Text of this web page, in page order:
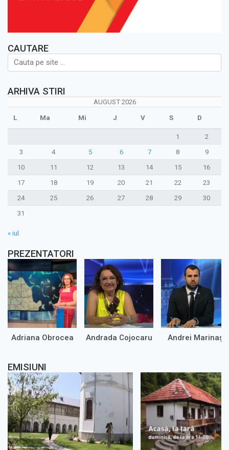
CAUTARE
ARHIVA STIRI
AUGUST 2026
L Ma Mi J V S D
1
2
3
4 5 6 7 8
9
10
11 12 13 14 15
16
17
18 19 20 21 22
23
24
25 26 27 28 29
30
31
« iul.
PREZENTATORI
Adriana Obrocea Andrada Cojocaru Andrei Marinaș
EMISIUNI